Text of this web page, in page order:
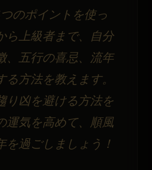
のポイントを使っ
ら上級者まで、自分
、五行の喜忌、流年
る方法を教えます。
り凶を避ける方法を
運気を高めて、順風
を過ごしましょう！